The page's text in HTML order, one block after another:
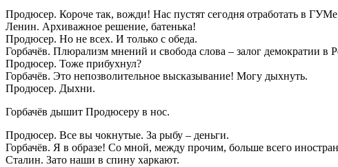
Продюсер. Короче так, вожди! Нас пустят сегодня отработать в
Ленин. Архиважное решение, батенька!
Продюсер. Но не всех. И только с обеда.
Горбачёв. Плюрализм мнений и свобода слова – залог демократии в
Продюсер. Тоже прибухнул?
Горбачёв. Это непозволительное высказывание! Могу дыхнуть.
Продюсер. Дыхни.
Горбачёв дышит Продюсеру в нос.
Продюсер. Все вы чокнутые. За рыбу – деньги.
Горбачёв. Я в образе! Со мной, между прочим, больше всего
Сталин. Зато наши в спину харкают.